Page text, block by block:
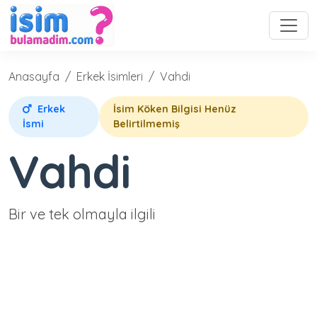
Anasayfa Erkek İsimleri Vahdi
Erkek
İsmi
İsim Köken Bilgisi Henüz
Belirtilmemiş
Vahdi
Bir ve tek olmayla ilgili